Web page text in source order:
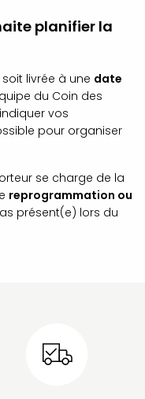
planifier la
livrée à une date
du Coin des
vos
pour organiser
se charge de la
reprogrammation ou
présent(e) lors du